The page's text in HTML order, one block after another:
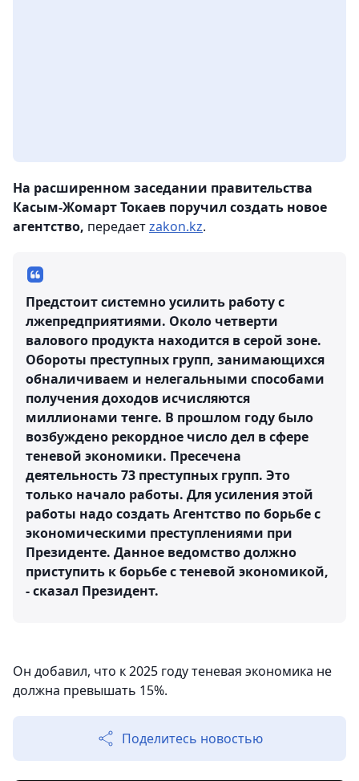
На расширенном заседании правительства
Касым-Жомарт Токаев поручил создать новое
агентство, передаетzakon.kz.
Предстоит системно усилить работу с
лжепредприятиями. Около четверти
валового продукта находится в серой зоне.
Обороты преступных групп, занимающихся
обналичиваем и нелегальными способами
получения доходов исчисляются
миллионами тенге. В прошлом году было
возбуждено рекордное число дел в сфере
теневой экономики. Пресечена
деятельность 73 преступных групп. Это
только начало работы. Для усиления этой
работы надо создать Агентство по борьбе с
экономическими преступлениями при
Президенте. Данное ведомство должно
приступить к борьбе с теневой экономикой,
- сказал Президент.
Он добавил, что к 2025 году теневая экономика не
должна превышать 15%.
Поделитесь новостью